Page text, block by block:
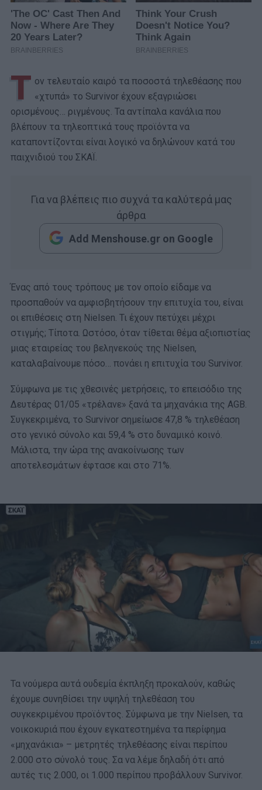
Τ ον τελευταίο καιρό τα ποσοστά τηλεθέασης που
«χτυπά» το Survivor έχουν εξαγριώσει
ορισμένους… ριγμένους. Τα αντίπαλα κανάλια που
βλέπουν τα τηλεοπτικά τους προϊόντα να
καταποντίζονται είναι λογικό να δηλώνουν κατά του
παιχνιδιού του ΣΚΑΪ.
Για να βλέπεις πιο συχνά τα καλύτερά μας
άρθρα
Add Menshouse.gr on Google
Ένας από τους τρόπους με τον οποίο είδαμε να
προσπαθούν να αμφισβητήσουν την επιτυχία του, είναι
οι επιθέσεις στη Nielsen. Τι έχουν πετύχει μέχρι
στιγμής; Τίποτα. Ωστόσο, όταν τίθεται θέμα αξιοπιστίας
μιας εταιρείας του βεληνεκούς της Nielsen,
καταλαβαίνουμε πόσο… πονάει η επιτυχία του Survivor.
Σύμφωνα με τις χθεσινές μετρήσεις, το επεισόδιο της
Δευτέρας 01/05 «τρέλανε» ξανά τα μηχανάκια της AGB.
Συγκεκριμένα, το Survivor σημείωσε 47,8 % τηλεθέαση
στο γενικό σύνολο και 59,4 % στο δυναμικό κοινό.
Μάλιστα, την ώρα της ανακοίνωσης των
αποτελεσμάτων έφτασε και στο 71%.
Τα νούμερα αυτά ουδεμία έκπληξη προκαλούν, καθώς
έχουμε συνηθίσει την υψηλή τηλεθέαση του
συγκεκριμένου προϊόντος. Σύμφωνα με την Nielsen, τα
νοικοκυριά που έχουν εγκατεστημένα τα περίφημα
«μηχανάκια» – μετρητές τηλεθέασης είναι περίπου
2.000 στο σύνολό τους. Σα να λέμε δηλαδή ότι από
αυτές τις 2.000, οι 1.000 περίπου προβάλλουν Survivor.